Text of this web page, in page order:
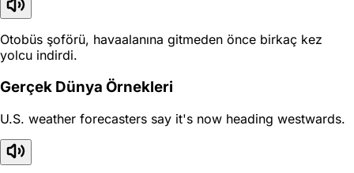
Otobüs şoförü, havaalanına gitmeden önce birkaç kez
yolcu indirdi.
Gerçek Dünya Örnekleri
U.S. weather forecasters say it's now heading westwards.